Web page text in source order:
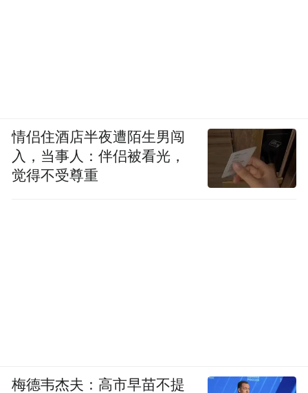
情侣住酒店半夜遭陌生男闯
入，当事人：伴侣被看光，
觉得不受尊重
梅德韦杰夫：高市早苗不提